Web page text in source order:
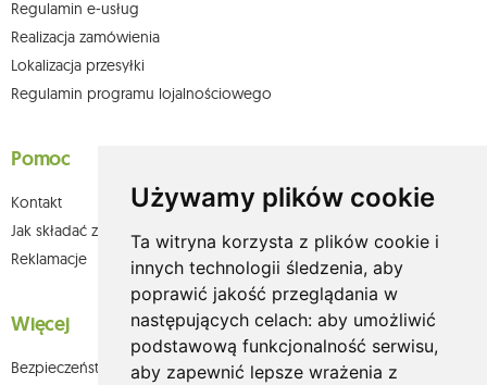
Używamy plików cookie
Ta witryna korzysta z plików cookie i
innych technologii śledzenia, aby
poprawić jakość przeglądania w
następujących celach: aby umożliwić
podstawową funkcjonalność serwisu,
aby zapewnić lepsze wrażenia z
Regulamin e-usług
Realizacja zamówienia
Lokalizacja przesyłki
Regulamin programu lojalnościowego
Pomoc
Kontakt
Jak składać zamówienia w sklepie olium.pl?
Reklamacje
Więcej
Bezpieczeństwo płatności